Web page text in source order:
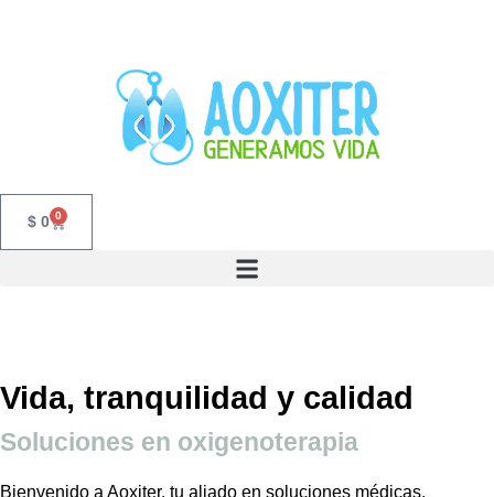
$ 0 0
Vida, tranquilidad y calidad
Soluciones en oxigenoterapia
Bienvenido a Aoxiter, tu aliado en soluciones médicas.